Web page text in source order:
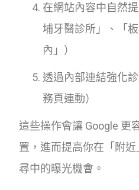
在網站內容中自然
埔牙醫診所」、「
內」）
透過內部連結強化
務頁連動）
這些操作會讓 Google 更
置，進而提高你在「附
尋中的曝光機會。